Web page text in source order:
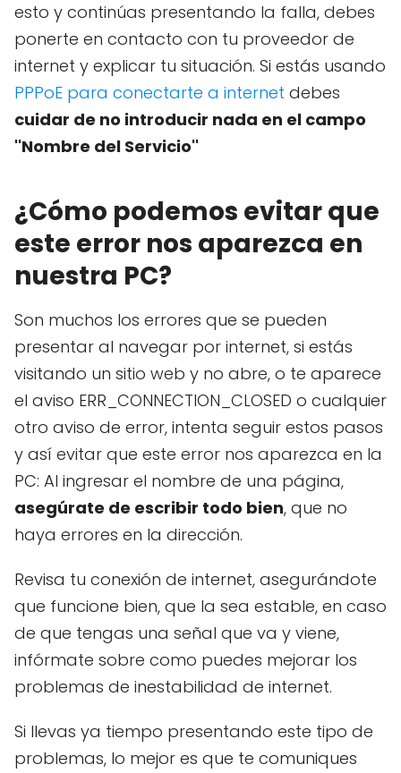
esto y continúas presentando la falla, debes
ponerte en contacto con tu proveedor de
internet y explicar tu situación. Si estás usando
PPPoE para conectarte a internet debes
cuidar de no introducir nada en el campo
''Nombre del Servicio''
¿Cómo podemos evitar que
este error nos aparezca en
nuestra PC?
Son muchos los errores que se pueden
presentar al navegar por internet, si estás
visitando un sitio web y no abre, o te aparece
el aviso ERR_CONNECTION_CLOSED o cualquier
otro aviso de error, intenta seguir estos pasos
y así evitar que este error nos aparezca en la
PC: Al ingresar el nombre de una página,
asegúrate de escribir todo bien, que no
haya errores en la dirección.
Revisa tu conexión de internet, asegurándote
que funcione bien, que la sea estable, en caso
de que tengas una señal que va y viene,
infórmate sobre como puedes mejorar los
problemas de inestabilidad de internet.
Si llevas ya tiempo presentando este tipo de
problemas, lo mejor es que te comuniques